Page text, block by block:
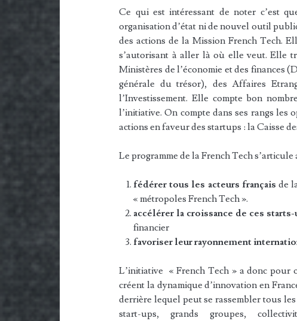
Ce qui est intéressant de noter c’est
organisation d’état ni de nouvel outil
des actions de la Mission French Tech.
s’autorisant à aller là où elle veut. Elle
Ministères de l’économie et des finances
générale du trésor), des Affaires
l’Investissement. Elle compte bon
l’initiative. On compte dans ses rangs
actions en faveur des startups : la Caisse
Le programme de la French Tech
fédérer tous les acteurs français de
« métropoles French Tech ».
accélérer la croissance de ces starts-
financier
favoriser leur rayonnement
L’initiative « French Tech » a donc pour
créent la dynamique d’innovation en
derrière lequel peut se rassembler tous
start-ups, grands groupes,